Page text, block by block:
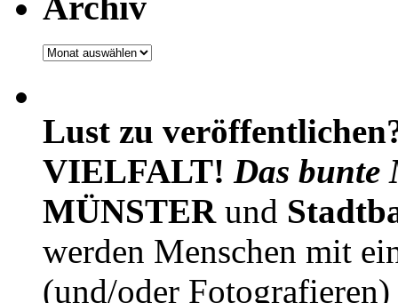
Archiv
Lust zu
VIELFALT! Das bunte
MÜNSTERund
werden Menschen mit
(und/oder